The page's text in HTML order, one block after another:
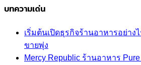
บทความเด่น
เริ่มต้นเปิดธุรกิจร้านอาหารอย่าง
ขายพุ่ง
Mercy Republic ร้านอาหาร